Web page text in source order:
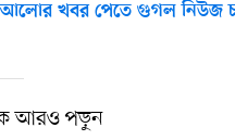
আলোর খবর পেতে গুগল নিউজ
আরও পড়ুন